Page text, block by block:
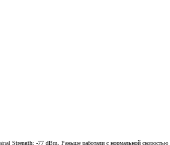
Strength: -77 dBm. Раньше работали с нормальной